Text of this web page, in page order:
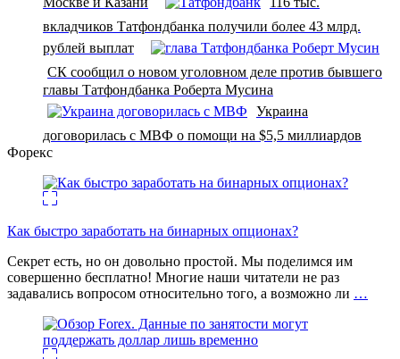
вкладчиков Татфондбанка получили более 43 млрд.
рублей выплат
СК сообщил о новом уголовном деле против бывшего
главы Татфондбанка Роберта Мусина
Украина
договорилась с МВФ о помощи на $5,5 миллиардов
Форекс
Как быстро заработать на бинарных опционах?
Секрет есть, но он довольно простой. Мы поделимся им
совершенно бесплатно! Многие наши читатели не раз
задавались вопросом относительно того, а возможно ли …